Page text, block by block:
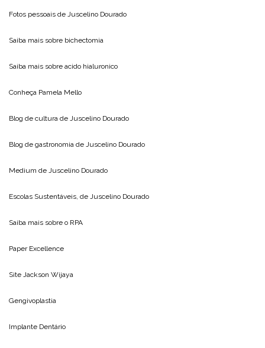
Fotos pessoais de Juscelino Dourado
Saiba mais sobre bichectomia
Saiba mais sobre acido hialuronico
Conheça Pamela Mello
Blog de cultura de Juscelino Dourado
Blog de gastronomia de Juscelino Dourado
Medium de Juscelino Dourado
Escolas Sustentáveis, de Juscelino Dourado
Saiba mais sobre o RPA
Paper Excellence
Site Jackson Wijaya
Gengivoplastia
Implante Dentário